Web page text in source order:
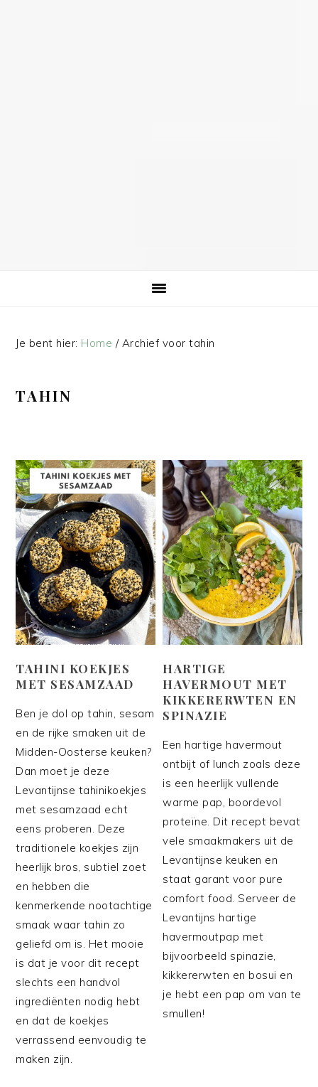
Je bent hier: Home /Archief voor tahin
TAHIN
TAHINI KOEKJES
MET SESAMZAAD
Ben je dol op tahin, sesam
en de rijke smaken uit de
Midden-Oosterse keuken?
Dan moet je deze
Levantijnse tahinikoekjes
met sesamzaad echt
eens proberen. Deze
traditionele koekjes zijn
heerlijk bros, subtiel zoet
en hebben die
kenmerkende nootachtige
smaak waar tahin zo
geliefd om is. Het mooie
is dat je voor dit recept
slechts een handvol
ingrediënten nodig hebt
en dat de koekjes
verrassend eenvoudig te
maken zijn.
HARTIGE
HAVERMOUT MET
KIKKERERWTEN EN
SPINAZIE
Een hartige havermout
ontbijt of lunch zoals deze
is een heerlijk vullende
warme pap, boordevol
proteïne. Dit recept bevat
vele smaakmakers uit de
Levantijnse keuken en
staat garant voor pure
comfort food. Serveer de
Levantijns hartige
havermoutpap met
bijvoorbeeld spinazie,
kikkererwten en bosui en
je hebt een pap om van te
smullen!